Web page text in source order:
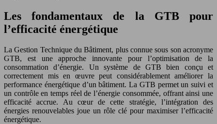
Les fondamentaux de la GTB pour
l’efficacité énergétique
La Gestion Technique du Bâtiment, plus connue sous son acronyme
GTB, est une approche innovante pour l’optimisation de la
consommation d’énergie. Un système de GTB bien conçu et
correctement mis en œuvre peut considérablement améliorer la
performance énergétique d’un bâtiment. La GTB permet un suivi et
un contrôle en temps réel de l’énergie consommée, offrant ainsi une
efficacité accrue. Au cœur de cette stratégie, l’intégration des
énergies renouvelables joue un rôle clé pour maximiser l’efficacité
énergétique.